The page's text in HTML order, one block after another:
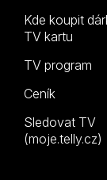
Kde koupit
TV kartu
TV program
Ceník
Sledovat TV
(moje.telly.cz)